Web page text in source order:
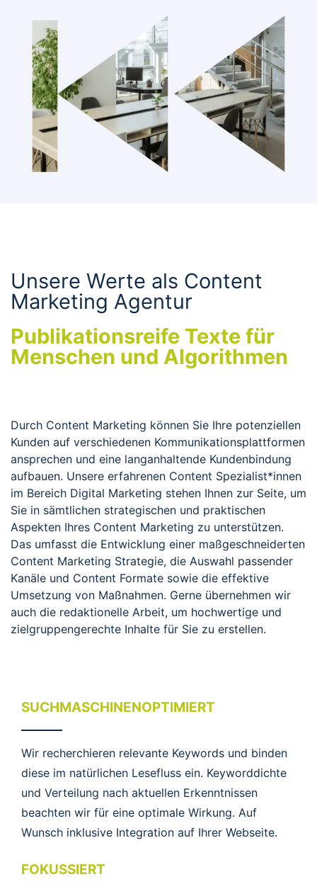
Unsere Werte als Content
Marketing Agentur
Publikationsreife Texte für
Menschen und Algorithmen
Durch Content Marketing können Sie Ihre potenziellen
Kunden auf verschiedenen Kommunikationsplattformen
ansprechen und eine langanhaltende Kundenbindung
aufbauen. Unsere erfahrenen Content Spezialist*innen
im Bereich Digital Marketing stehen Ihnen zur Seite, um
Sie in sämtlichen strategischen und praktischen
Aspekten Ihres Content Marketing zu unterstützen.
Das umfasst die Entwicklung einer maßgeschneiderten
Content Marketing Strategie, die Auswahl passender
Kanäle und Content Formate sowie die effektive
Umsetzung von Maßnahmen. Gerne übernehmen wir
auch die redaktionelle Arbeit, um hochwertige und
zielgruppengerechte Inhalte für Sie zu erstellen.
SUCHMASCHINENOPTIMIERT
Wir recherchieren relevante Keywords und binden
diese im natürlichen Lesefluss ein. Keyworddichte
und Verteilung nach aktuellen Erkenntnissen
beachten wir für eine optimale Wirkung. Auf
Wunsch inklusive Integration auf Ihrer Webseite.
FOKUSSIERT